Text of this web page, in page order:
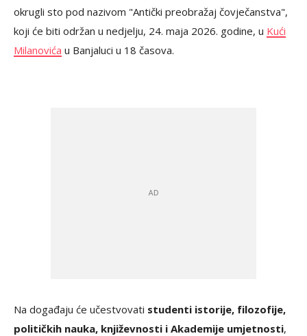
okrugli sto pod nazivom "Antički preobražaj čovječanstva",
koji će biti održan u nedjelju, 24. maja 2026. godine, u Kući
Milanovića u Banjaluci u 18 časova.
Na događaju će učestvovati studenti istorije, filozofije,
političkih nauka, književnosti i Akademije umjetnosti,